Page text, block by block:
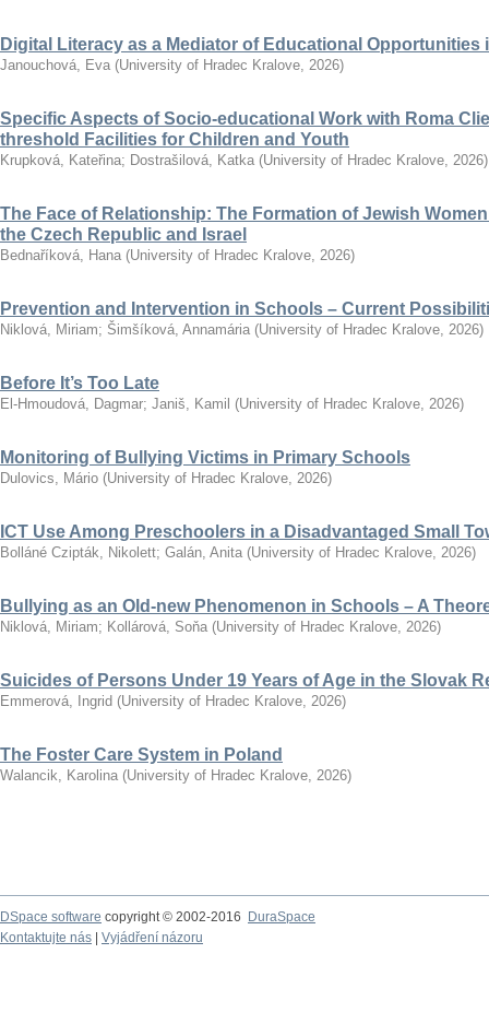
Digital Literacy as a Mediator of Educational Opportunities
Janouchová, Eva (University of Hradec Kralove, 2026)
Specific Aspects of Socio-educational Work with Roma
threshold Facilities for Children and Youth
Krupková, Kateřina; Dostrašilová, Katka (University of Hradec Kralove, 2026)
The Face of Relationship: The Formation of Jewish
the Czech Republic and Israel
Bednaříková, Hana (University of Hradec Kralove, 2026)
Prevention and Intervention in Schools – Current
Niklová, Miriam; Šimšíková, Annamária (University of Hradec Kralove, 2026)
Before It’s Too Late
El-Hmoudová, Dagmar; Janiš, Kamil (University of Hradec Kralove, 2026)
Monitoring of Bullying Victims in Primary Schools
Dulovics, Mário (University of Hradec Kralove, 2026)
ICT Use Among Preschoolers in a Disadvantaged Small
Bolláné Czipták, Nikolett; Galán, Anita (University of Hradec Kralove, 2026)
Bullying as an Old-new Phenomenon in Schools – A
Niklová, Miriam; Kollárová, Soňa (University of Hradec Kralove, 2026)
Suicides of Persons Under 19 Years of Age in the Slovak
Emmerová, Ingrid (University of Hradec Kralove, 2026)
The Foster Care System in Poland
Walancik, Karolina (University of Hradec Kralove, 2026)
DSpace software copyright © 2002-2016
DuraSpace
Kontaktujte nás
Vyjádření názoru